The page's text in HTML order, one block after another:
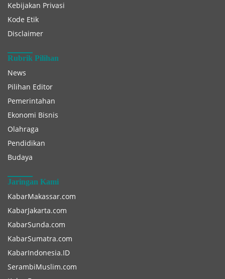
Kebijakan Privasi
Kode Etik
Disclaimer
Rubrik Pilihan
News
Pilihan Editor
Pemerintahan
Ekonomi Bisnis
Olahraga
Pendidikan
Budaya
Jaringan Kami
KabarMakassar.com
KabarJakarta.com
KabarSunda.com
KabarSumatra.com
KabarIndonesia.ID
SerambiMuslim.com